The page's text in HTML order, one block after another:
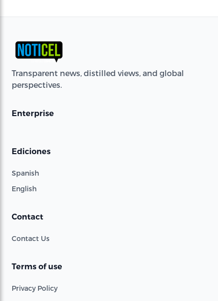
Transparent news, distilled views, and global
perspectives.
Enterprise
Ediciones
Spanish
English
Contact
Contact Us
Terms of use
Privacy Policy